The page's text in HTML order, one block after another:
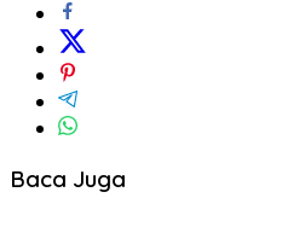
Baca Juga